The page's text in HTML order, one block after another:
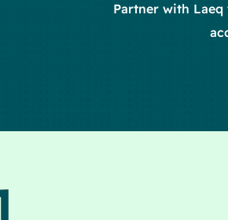
Partner with